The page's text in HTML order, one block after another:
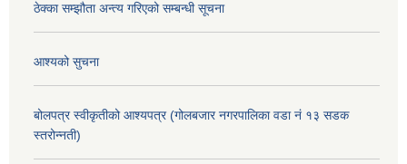
ठेक्का सम्झौता अन्त्य गरिएको सम्बन्धी सूचना
आश्यको सुचना
बोलपत्र स्वीकृतीको आश्यपत्र (गोलबजार नगरपालिका वडा नं १३ सडक
स्तरोन्नती)